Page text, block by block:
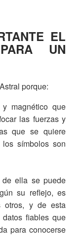
EL
UN
porque:
magnético que
las fuerzas y
que se quiere
símbolos son
ella se puede
su reflejo, es
otros, y de esta
fiables que
para conocerse